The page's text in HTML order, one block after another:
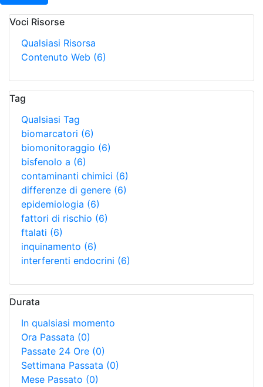
Voci Risorse
Qualsiasi Risorsa
Contenuto Web (6)
Tag
Qualsiasi Tag
biomarcatori (6)
biomonitoraggio (6)
bisfenolo a (6)
contaminanti chimici (6)
differenze di genere (6)
epidemiologia (6)
fattori di rischio (6)
ftalati (6)
inquinamento (6)
interferenti endocrini (6)
Durata
In qualsiasi momento
Ora Passata (0)
Passate 24 Ore (0)
Settimana Passata (0)
Mese Passato (0)